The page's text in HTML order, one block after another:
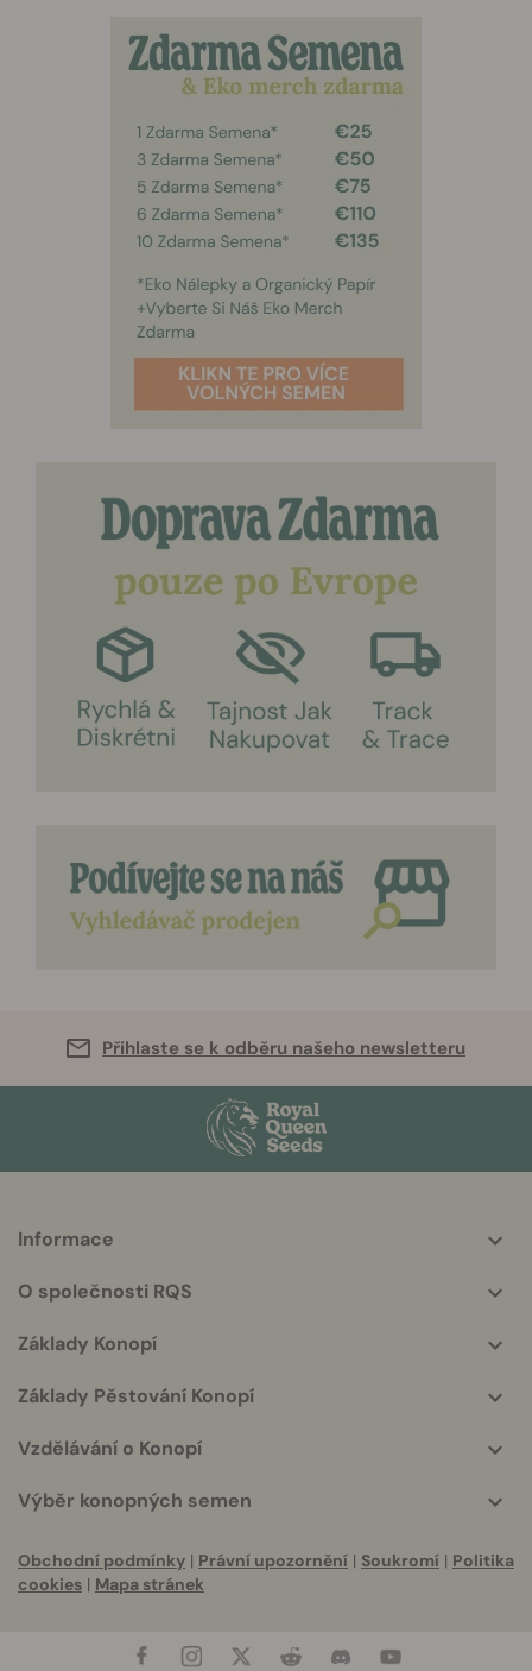
Přihlaste se k odběru našeho newsletteru
More
info
Informace
O společnosti RQS
Základy Konopí
Základy Pěstování Konopí
Vzdělávání o Konopí
Výběr konopných semen
Obchodní podmínky | Právní upozornění | Soukromí | Politika
cookies | Mapa stránek